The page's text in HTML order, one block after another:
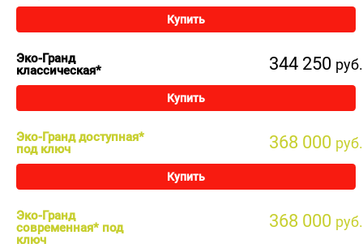
Купить
344 250 руб.
Эко-Гранд
классическая*
Купить
368 000 руб.
Эко-Гранд доступная*
под ключ
Купить
368 000 руб.
Эко-Гранд
современная* под
ключ